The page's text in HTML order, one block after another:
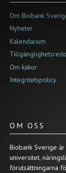
Om Biobank
Nyheter
Kalendarium
Om kakor
Integritetspolicy
OM OSS
Biobank Sverige
universitet,
förutsättningarna